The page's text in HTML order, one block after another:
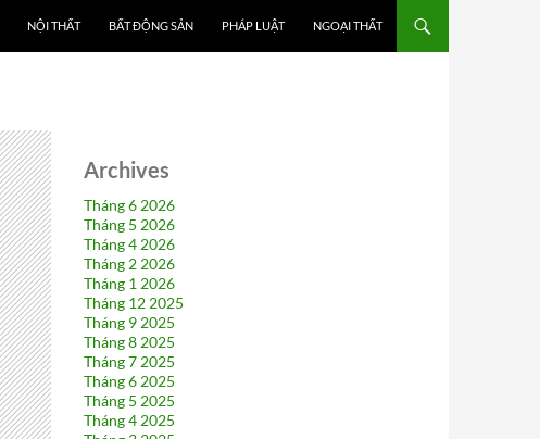
NỘI THẤT BẤT ĐỘNG SẢN PHÁP LUẬT NGOẠI THẤT
Archives
Tháng 6 2026
Tháng 5 2026
Tháng 4 2026
Tháng 2 2026
Tháng 1 2026
Tháng 12 2025
Tháng 9 2025
Tháng 8 2025
Tháng 7 2025
Tháng 6 2025
Tháng 5 2025
Tháng 4 2025